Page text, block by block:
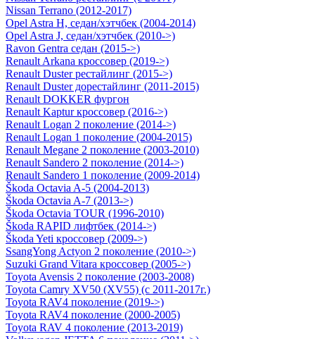
Nissan Terrano (2012-2017)
Opel Astra H, седан/хэтчбек (2004-2014)
Opel Astra J, седан/хэтчбек (2010->)
Ravon Gentra седан (2015->)
Renault Arkana кроссовер (2019->)
Renault Duster рестайлинг (2015->)
Renault Duster дорестайлинг (2011-2015)
Renault DOKKER фургон
Renault Kaptur кроссовер (2016->)
Renault Logan 2 поколение (2014->)
Renault Logan 1 поколение (2004-2015)
Renault Megane 2 поколение (2003-2010)
Renault Sandero 2 поколение (2014->)
Renault Sandero 1 поколение (2009-2014)
Škoda Octavia A-5 (2004-2013)
Škoda Octavia A-7 (2013->)
Škoda Octavia TOUR (1996-2010)
Škoda RAPID лифтбек (2014->)
Škoda Yeti кроссовер (2009->)
SsangYong Actyon 2 поколение (2010->)
Suzuki Grand Vitara кроссовер (2005->)
Toyota Avensis 2 поколение (2003-2008)
Toyota Camry ХV50 (XV55) (с 2011-2017г.)
Toyota RAV4 поколение (2019->)
Toyota RAV4 поколение (2000-2005)
Toyota RAV 4 поколение (2013-2019)